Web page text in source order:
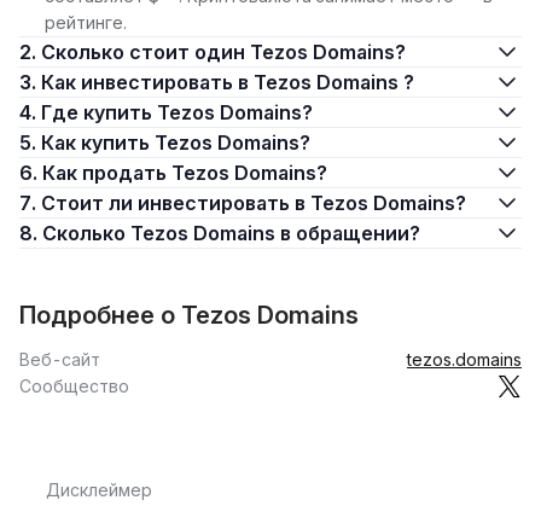
рейтинге.
2. Сколько стоит один Tezos Domains?
3. Как инвестировать в Tezos Domains ?
4. Где купить Tezos Domains?
5. Как купить Tezos Domains?
6. Как продать Tezos Domains?
7. Стоит ли инвестировать в Tezos Domains?
8. Сколько Tezos Domains в обращении?
Подробнее о Tezos Domains
Веб-сайт
tezos.domains
Сообщество
Дисклеймер